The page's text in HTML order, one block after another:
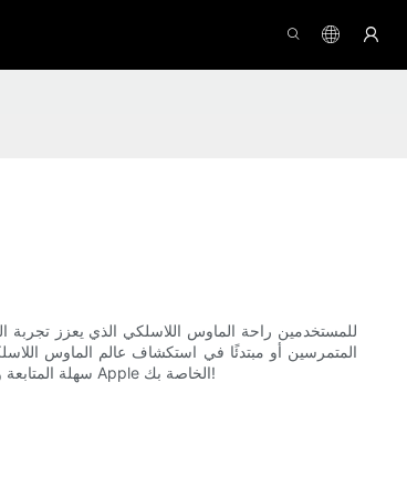
سهلة المتابعة ونصائح استكشاف الأخطاء وإصلاحها ستضمن لك إعدادًا ناجحًا وخاليًا من الإحباط. لذلك، دعونا نتعمق في عالم الاتصال اللاسلكي ونطلق العنان للإمكانات الكاملة لفأرة Apple الخاصة بك!